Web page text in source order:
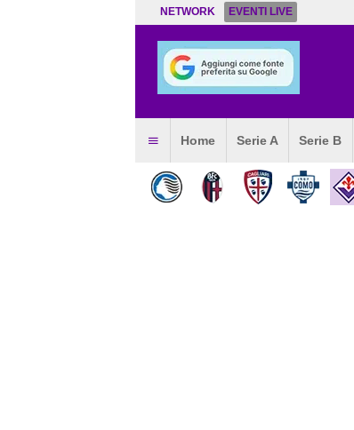
NETWORK EVENTI LIVE
Home Serie A Serie B